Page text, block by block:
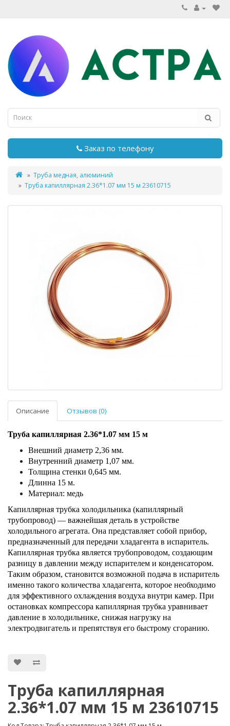
Заказ по телефону
Труба медная, алюминий
Труба капиллярная 2.36*1.07 мм 15 м 23610715
Описание Отзывов (0)
Труба капиллярная 2.36*1.07 мм 15 м
Внешний диаметр 2,36 мм.
Внутренний диаметр 1,07 мм.
Толщина стенки 0,645 мм.
Длинна 15 м.
Материал: медь
Капиллярная трубка холодильника (капиллярный
трубопровод) — важнейшая деталь в устройстве
холодильного агрегата. Она представляет собой прибор,
предназначенный для передачи хладагента в испаритель.
Капиллярная трубка является трубопроводом, создающим
разницу в давлении между испарителем и конденсатором.
Таким образом, становится возможной подача в испаритель
именно такого количества хладагента, которое необходимо
для эффективного охлаждения воздуха внутри камер. При
остановках компрессора капиллярная трубка уравнивает
давление в холодильнике, снижая нагрузку на
электродвигатель и препятствуя его быстрому сгоранию.
Труба капиллярная
2.36*1.07 мм 15 м 23610715